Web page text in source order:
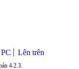
Lên trên
4.2.3.